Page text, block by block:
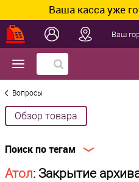
Ваша касса уже готова
Ваш
Вопросы
Обзор товара
Поиск по тегам
Атол: Закрытие